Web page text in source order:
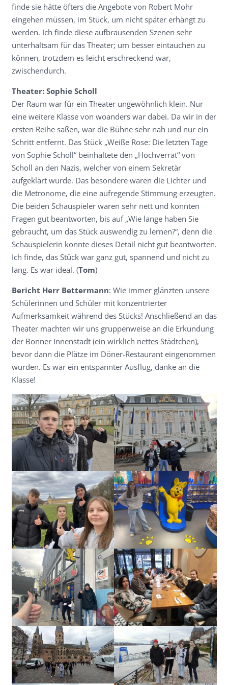
finde sie hätte öfters die Angebote von Robert Mohr
eingehen müssen, im Stück, um nicht später erhängt zu
werden. Ich finde diese aufbrausenden Szenen sehr
unterhaltsam für das Theater; um besser eintauchen zu
können, trotzdem es leicht erschreckend war,
zwischendurch.
Theater: Sophie Scholl
Der Raum war für ein Theater ungewöhnlich klein. Nur
eine weitere Klasse von woanders war dabei. Da wir in der
ersten Reihe saßen, war die Bühne sehr nah und nur ein
Schritt entfernt. Das Stück „Weiße Rose: Die letzten Tage
von Sophie Scholl“ beinhaltete den „Hochverrat“ von
Scholl an den Nazis, welcher von einem Sekretär
aufgeklärt wurde. Das besondere waren die Lichter und
die Metronome, die eine aufregende Stimmung erzeugten.
Die beiden Schauspieler waren sehr nett und konnten
Fragen gut beantworten, bis auf „Wie lange haben Sie
gebraucht, um das Stück auswendig zu lernen?“, denn die
Schauspielerin konnte dieses Detail nicht gut beantworten.
Ich finde, das Stück war ganz gut, spannend und nicht zu
lang. Es war ideal. (Tom)
Bericht Herr Bettermann: Wie immer glänzten unsere
Schülerinnen und Schüler mit konzentrierter
Aufmerksamkeit während des Stücks! Anschließend an das
Theater machten wir uns gruppenweise an die Erkundung
der Bonner Innenstadt (ein wirklich nettes Städtchen),
bevor dann die Plätze im Döner-Restaurant eingenommen
wurden. Es war ein entspannter Ausflug, danke an die
Klasse!